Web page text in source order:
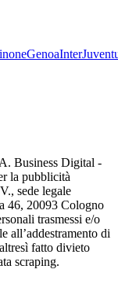
GenoaInter
Business Digital -
la pubblicità
sede legale
46, 20093 Cologno
trasmessi e/o
all’addestramento di
fatto divieto
scraping.